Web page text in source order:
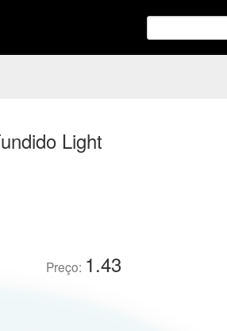
Light
Preço: 1.43